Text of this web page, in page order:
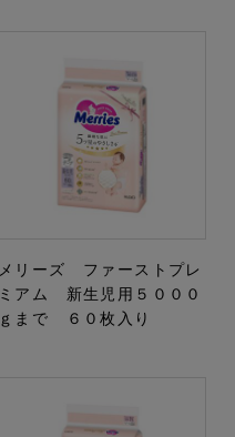
メリーズ ファーストプレ
ミアム 新生児用５０００
ｇまで ６０枚入り